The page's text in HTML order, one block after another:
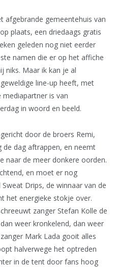
afgebrande gemeentehuis van
plaats, een driedaags gratis
geleden nog niet eerder
namen die er op het affiche
niks. Maar ik kan je al
line-up heeft, met
is van
in woord en beeld.
door de broers Remi,
de dag aftrappen, en neemt
naar de meer donkere oorden.
en moet er nog
Drips, de winnaar van de
het energieke stokje over.
zanger Stefan Kolle de
weer kronkelend, dan weer
Mark Lada gooit alles
halverwege het optreden
in de tent door fans hoog